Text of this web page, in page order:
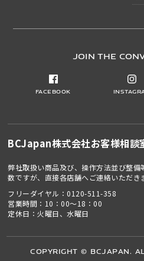
JOIN THE
Facebook
BCJapan株式会社お客様相談
弊社取扱い商品及び、操作方法並び整
数ですが、直接各店舗へご連絡いただき
フリーダイヤル：0120-511-358
営業時間：10：00～18：00
定休日：火曜日、水曜日
Copyright © BCJapan.